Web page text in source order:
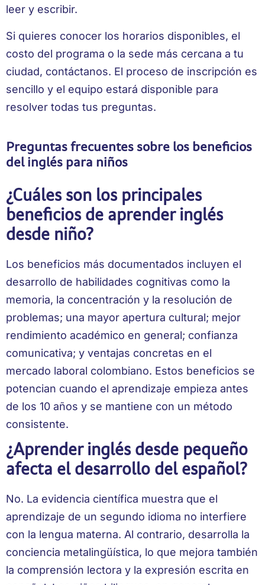
leer y escribir.
Si quieres conocer los horarios disponibles, el
costo del programa o la sede más cercana a tu
ciudad, contáctanos. El proceso de inscripción es
sencillo y el equipo estará disponible para
resolver todas tus preguntas.
Preguntas frecuentes sobre los beneficios
del inglés para niños
¿Cuáles son los principales
beneficios de aprender inglés
desde niño?
Los beneficios más documentados incluyen el
desarrollo de habilidades cognitivas como la
memoria, la concentración y la resolución de
problemas; una mayor apertura cultural; mejor
rendimiento académico en general; confianza
comunicativa; y ventajas concretas en el
mercado laboral colombiano. Estos beneficios se
potencian cuando el aprendizaje empieza antes
de los 10 años y se mantiene con un método
consistente.
¿Aprender inglés desde pequeño
afecta el desarrollo del español?
No. La evidencia científica muestra que el
aprendizaje de un segundo idioma no interfiere
con la lengua materna. Al contrario, desarrolla la
conciencia metalingüística, lo que mejora también
la comprensión lectora y la expresión escrita en